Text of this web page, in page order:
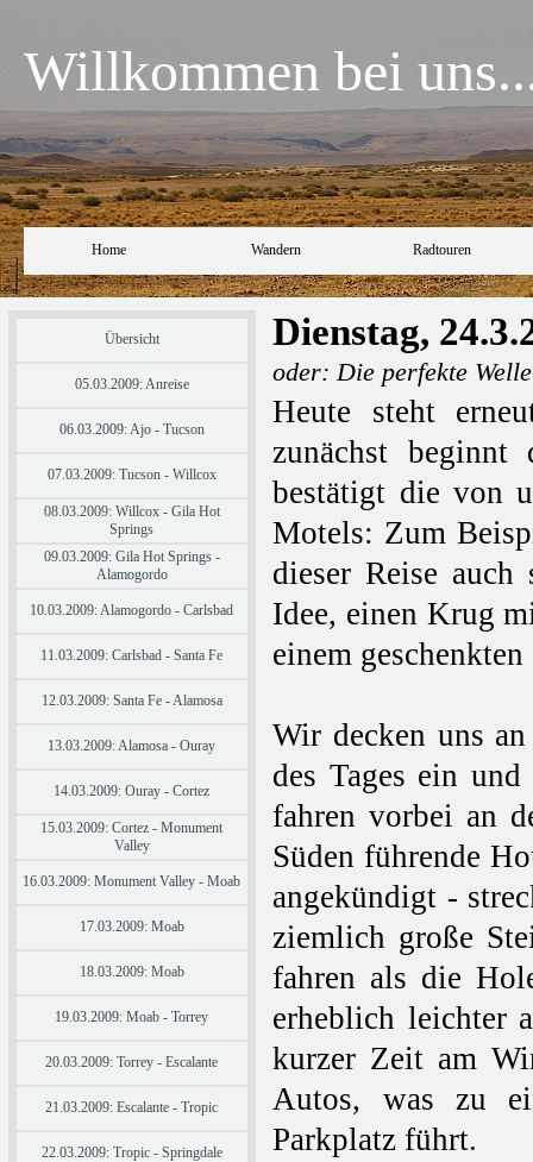
Home Wandern Radtouren
Willkommen bei
Übersicht
05.03.2009: Anreise
06.03.2009: Ajo - Tucson
07.03.2009: Tucson - Willcox
08.03.2009: Willcox - Gila Hot
Springs
09.03.2009: Gila Hot Springs -
Alamogordo
10.03.2009: Alamogordo - Carlsbad
11.03.2009: Carlsbad - Santa Fe
12.03.2009: Santa Fe - Alamosa
13.03.2009: Alamosa - Ouray
14.03.2009: Ouray - Cortez
15.03.2009: Cortez - Monument
Valley
16.03.2009: Monument Valley - Moab
17.03.2009: Moab
18.03.2009: Moab
19.03.2009: Moab - Torrey
20.03.2009: Torrey - Escalante
21.03.2009: Escalante - Tropic
22.03.2009: Tropic - Springdale
Dienstag,
oder: Die perfekte Welle
Heute steht
zunächst
bestätigt die von
Motels: Zum
dieser Reise
Idee, einen Krug
einem
Wir decken uns
des Tages ein
fahren vorbei an
Süden führende
angekündigt -
ziemlich große
fahren als die
erheblich leichter
kurzer Zeit am
Autos, was zu
Parkplatz führt.